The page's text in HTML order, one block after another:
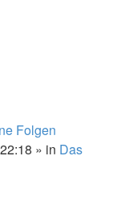
Folgen
» in Das